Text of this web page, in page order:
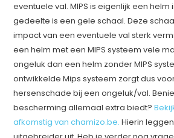
eventuele val. MIPS is eigenlijk een helm
gedeelte is een gele schaal. Deze
impact van een eventuele val sterk
een helm met een MIPS systeem vele
ongeluk dan een helm zonder MIPS
ontwikkelde Mips systeem zorgt dus
hersenschade bij een ongeluk/val.
bescherming allemaal extra biedt?
afkomstig van chamizo.be. Hierin